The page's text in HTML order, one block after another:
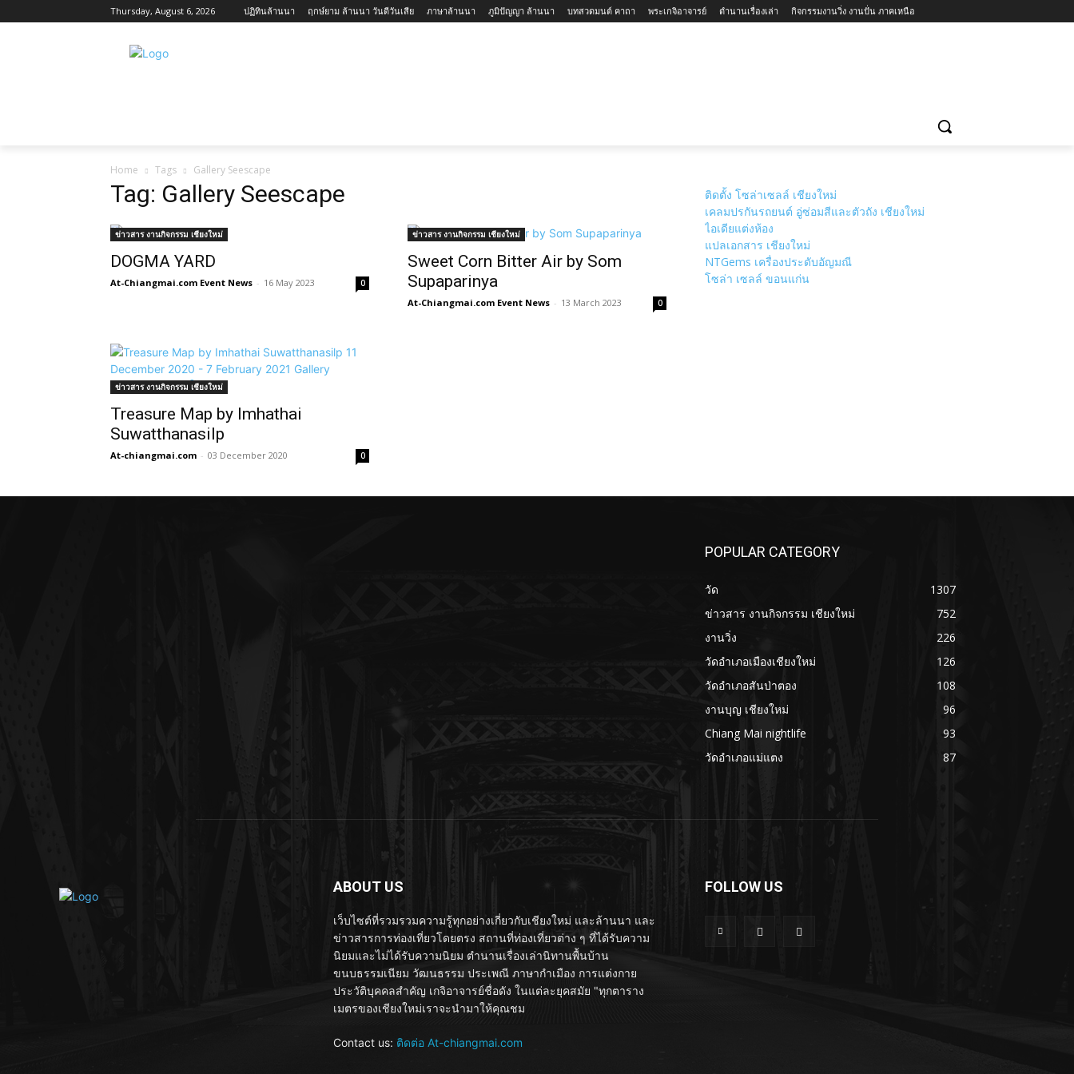
Thursday, August 6, 2026 ปฏิทินล้านนา ฤกษ์ยาม ล้านนา วันดีวันเสีย ภาษาล้านนา ภูมิปัญญา ล้านนา บทสวดมนต์ คาถา พระเกจิอาจารย์ ตำนานเรื่องเล่า กิจกรรมงานวิ่ง งานปั่น ภาคเหนือ
Home Tags Gallery Seescape
Tag: Gallery Seescape
ข่าวสาร งานกิจกรรม เชียงใหม่
DOGMA YARD
At-Chiangmai.com Event News - 16 May 2023 0
ข่าวสาร งานกิจกรรม เชียงใหม่
Sweet Corn Bitter Air by Som
Supaparinya
At-Chiangmai.com Event News - 13 March 2023 0
ข่าวสาร งานกิจกรรม เชียงใหม่
Treasure Map by Imhathai
Suwatthanasilp
At-chiangmai.com - 03 December 2020 0
ติดตั้ง โซล่าเซลล์ เชียงใหม่
เคลมปรกันรถยนต์ อู่ซ่อมสีและตัวถัง เชียงใหม่
ไอเดียแต่งห้อง
แปลเอกสาร เชียงใหม่
NTGems เครื่องประดับอัญมณี
โซล่า เซลล์ ขอนแก่น
POPULAR CATEGORY
วัด
1307
ข่าวสาร งานกิจกรรม เชียงใหม่
752
งานวิ่ง
226
วัดอำเภอเมืองเชียงใหม่
126
วัดอำเภอสันป่าตอง
108
งานบุญ เชียงใหม่
96
Chiang Mai nightlife
93
วัดอำเภอแม่แตง
87
ABOUT US
เว็บไซต์ที่รวมรวมความรู้ทุกอย่างเกี่ยวกับเชียงใหม่ และล้านนา และ
ข่าวสารการท่องเที่ยวโดยตรง สถานที่ท่องเที่ยวต่าง ๆ ที่ได้รับความ
นิยมและไม่ได้รับความนิยม ตำนานเรื่องเล่านิทานพื้นบ้าน
ขนบธรรมเนียม วัฒนธรรม ประเพณี ภาษากำเมือง การแต่งกาย
ประวัติบุคคลสำคัญ เกจิอาจารย์ชื่อดัง ในแต่ละยุคสมัย "ทุกตาราง
เมตรของเชียงใหม่เราจะนำมาให้คุณชม
Contact us: ติดต่อ At-chiangmai.com
FOLLOW US